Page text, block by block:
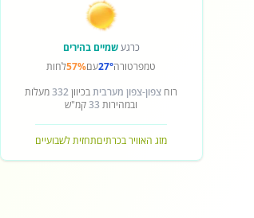
כרגעשמיים בהירים
טמפרטורה27°עם57%לחות
רוח צפון-צפון מערביתבכיוון332מעלות
ובמהירות 33קמ"ש
מזג האוויר בכרתיםתחזית לשבועיים